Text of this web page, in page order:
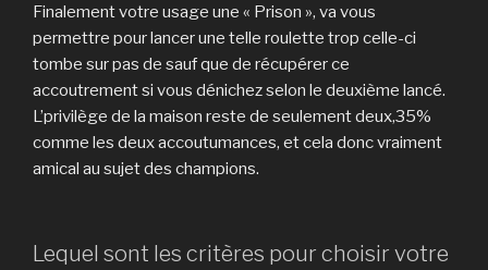
Finalement votre usage une « Prison », va vous
permettre pour lancer une telle roulette trop celle-ci
tombe sur pas de sauf que de récupérer ce
accoutrement si vous dénichez selon le deuxième lancé.
L’privilège de la maison reste de seulement deux,35%
comme les deux accoutumances, et cela donc vraiment
amical au sujet des champions.
Lequel sont les critères pour choisir votre